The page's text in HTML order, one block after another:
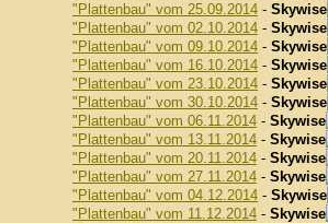
"Plattenbau" vom 25.09.2014 - Skywise
"Plattenbau" vom 02.10.2014 - Skywise
"Plattenbau" vom 09.10.2014 - Skywise
"Plattenbau" vom 16.10.2014 - Skywise
"Plattenbau" vom 23.10.2014 - Skywise
"Plattenbau" vom 30.10.2014 - Skywise
"Plattenbau" vom 06.11.2014 - Skywise
"Plattenbau" vom 13.11.2014 - Skywise
"Plattenbau" vom 20.11.2014 - Skywise
"Plattenbau" vom 27.11.2014 - Skywise
"Plattenbau" vom 04.12.2014 - Skywise
"Plattenbau" vom 11.12.2014 - Skywise